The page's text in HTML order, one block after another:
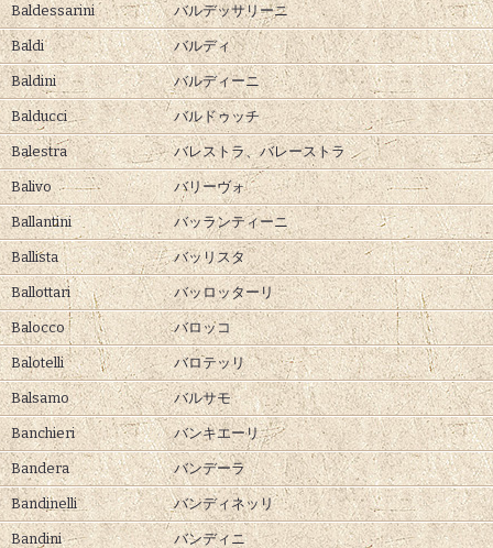
Baldessarini バルデッサリーニ
Baldi バルディ
Baldini バルディーニ
Balducci バルドゥッチ
Balestra バレストラ、バレーストラ
Balivo バリーヴォ
Ballantini バッランティーニ
Ballista バッリスタ
Ballottari バッロッターリ
Balocco バロッコ
Balotelli バロテッリ
Balsamo バルサモ
Banchieri バンキエーリ
Bandera バンデーラ
Bandinelli バンディネッリ
Bandini バンディニ